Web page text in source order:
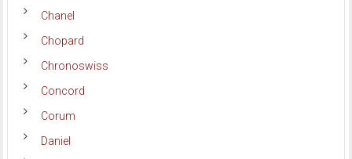
Chanel
Chopard
Chronoswiss
Concord
Corum
Daniel